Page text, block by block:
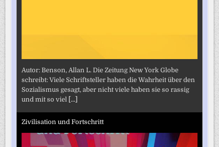
Autor: Benson, Allan L. Die Zeitung New York Globe
schreibt: Viele Schriftsteller haben die Wahrheit über den
Sozialismus gesagt, aber nicht viele haben sie so rassig
und mit so viel
[...]
Zivilisation und Fortschritt